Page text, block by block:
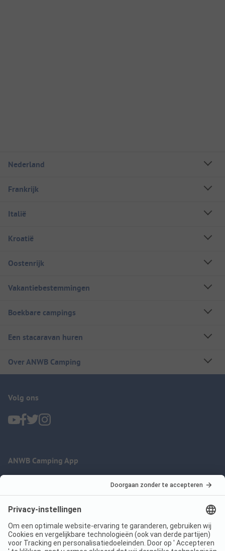
Nederland
Frankrijk
Italië
Kroatië
Oostenrijk
Vakantiebestemmingen
Boekbare campings
Een stacaravan huren
Over ANWB Camping
Volg ons
ANWB Camping App
Imprint
Voorwaarden